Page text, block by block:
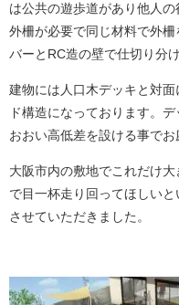
は公共の遊歩道があり他人
外柵が必要で同じ材料で外
バーとRC造の壁で仕切り分け
建物には人口木デッキと対
ド構造になっております。
おおい高低差を設ける事でお
大阪市内の敷地でこれだけ
で目一杯走り回ってほしい
させていただきました。